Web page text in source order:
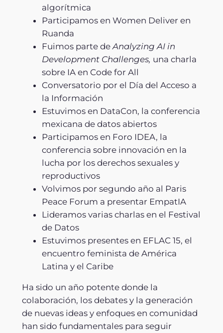
algorítmica
Participamos en Women Deliver en
Ruanda
Fuimos parte de Analyzing AI in
Development Challenges, una charla
sobre IA en Code for All
Conversatorio por el Día del Acceso a
la Información
Estuvimos en DataCon, la conferencia
mexicana de datos abiertos
Participamos en Foro IDEA, la
conferencia sobre innovación en la
lucha por los derechos sexuales y
reproductivos
Volvimos por segundo año al Paris
Peace Forum a presentar EmpatIA
Lideramos varias charlas en el Festival
de Datos
Estuvimos presentes en EFLAC 15, el
encuentro feminista de América
Latina y el Caribe
Ha sido un año potente donde la
colaboración, los debates y la generación
de nuevas ideas y enfoques en comunidad
han sido fundamentales para seguir